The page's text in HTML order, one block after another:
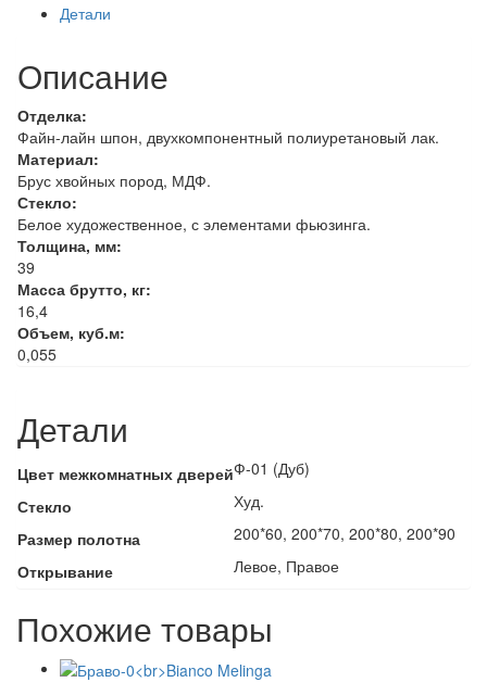
Худ.
Детали
Описание
Отделка:
Файн-лайн шпон, двухкомпонентный полиуретановый лак.
Материал:
Брус хвойных пород, МДФ.
Стекло:
Белое художественное, с элементами фьюзинга.
Толщина, мм:
39
Масса брутто, кг:
16,4
Объем, куб.м:
0,055
Детали
Цвет межкомнатных дверейФ-01 (Дуб)
Стекло
Худ.
Размер полотна
200*60, 200*70, 200*80, 200*90
Открывание
Левое, Правое
Похожие товары